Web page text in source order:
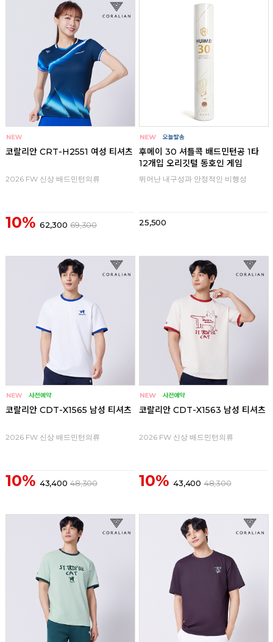
코랄리안 CRT-H2551 여성 티셔츠
2026 FW 신상 배드민턴의류
10% 62,300 69,300
후메이 30 셔틀콕 배드민턴공 1타
12개입 오리깃털 동호인 게임
뛰어난 내구성과 안정적인 비행성
25,500
코랄리안 CDT-X1565 남성 티셔츠
2026 FW 신상 배드민턴의류
10% 43,400 48,300
코랄리안 CDT-X1563 남성 티셔츠
2026 FW 신상 배드민턴의류
10% 43,400 48,300